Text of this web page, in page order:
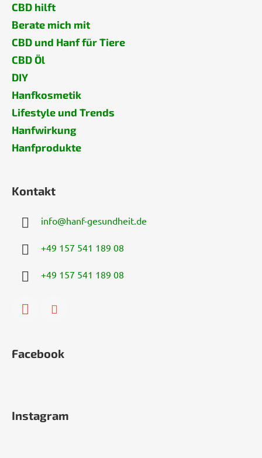
CBD hilft
Berate mich mit
CBD und Hanf für Tiere
CBD Öl
DIY
Hanfkosmetik
Lifestyle und Trends
Hanfwirkung
Hanfprodukte
Kontakt
info@hanf-gesundheit.de
+49 157 541 189 08
+49 157 541 189 08
Facebook
Instagram